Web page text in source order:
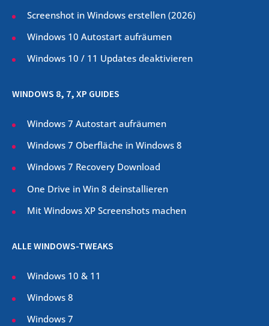
Screenshot in Windows erstellen (2026)
Windows 10 Autostart aufräumen
Windows 10 / 11 Updates deaktivieren
WINDOWS 8, 7, XP GUIDES
Windows 7 Autostart aufräumen
Windows 7 Oberfläche in Windows 8
Windows 7 Recovery Download
One Drive in Win 8 deinstallieren
Mit Windows XP Screenshots machen
ALLE WINDOWS-TWEAKS
Windows 10 & 11
Windows 8
Windows 7